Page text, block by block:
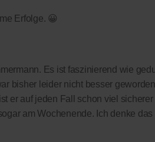
Erfolge. 😀
Es ist faszinierend wie
bisher leider nicht besser
er auf jeden Fall schon viel
am Wochenende. Ich denke das